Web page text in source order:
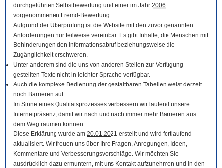
durchgeführten Selbstbewertung und einer im Jahr 2006
vorgenommenen Fremd-Bewertung.
Aufgrund der Überprüfung ist die Website mit den zuvor genannten
Anforderungen nur teilweise vereinbar. Es gibt Inhalte, die Menschen mit
Behinderungen den Informationsabruf beziehungsweise die
Zugänglichkeit erschweren.
Unter anderem sind die uns von anderen Stellen zur Verfügung
gestellten Texte nicht in leichter Sprache verfügbar.
Auch die komplexe Bedienung der gestaltbaren Tabellen weist derzeit
noch Barrieren auf.
Im Sinne eines Qualitätsprozesses verbessern wir laufend unsere
Internetpräsenz, damit wir nach und nach immer mehr Barrieren aus
dem Weg räumen können.
Diese Erklärung wurde am 20.01.2021 erstellt und wird fortlaufend
aktualisiert. Wir freuen uns über Ihre Fragen, Anregungen, Ideen,
Kommentare und Verbesserungsvorschläge. Wir möchten Sie
ausdrücklich dazu ermuntern, mit uns Kontakt aufzunehmen und in den